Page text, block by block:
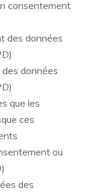
consentement
des données
données
que les
ces
ou
des